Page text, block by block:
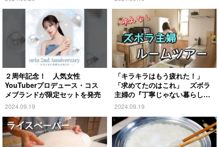
２周年記念！ 人気女性
YouTuberプロデュース・コス
メブランドが限定セットを発売
2024.09.19
「キラキラはもう疲れた！」
「求めてたのはこれ」 ズボラ
主婦の『丁寧じゃない暮らし』
がこちら
2024.09.19